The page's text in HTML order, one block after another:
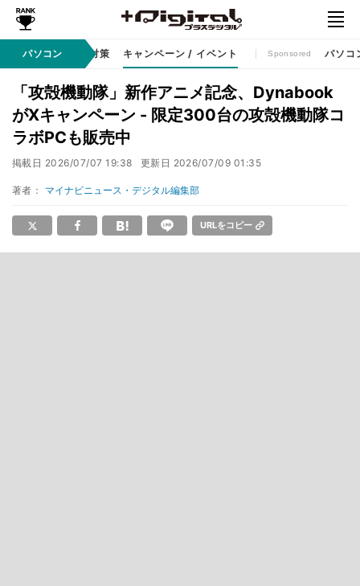
パソコン
セキュリティ対策 キャンペーン / イベント Sponsored パソコ
「攻殻機動隊」新作アニメ記念、Dynabook
がXキャンペーン - 限定300台の攻殻機動隊コ
ラボPCも販売中
掲載日 2026/07/07 19:38 更新日 2026/07/09 01:35
著者： マイナビニュース・デジタル編集部
URLをコピー